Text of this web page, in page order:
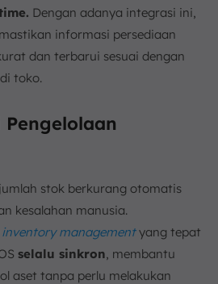
Dengan adanya integrasi ini,
informasi persediaan
dan terbarui sesuai dengan
toko.
stok berkurang otomatis
kesalahan manusia.
managementyang tepat
selalu sinkron, membantu
aset tanpa perlu melakukan